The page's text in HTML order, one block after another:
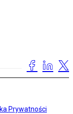
Prywatności